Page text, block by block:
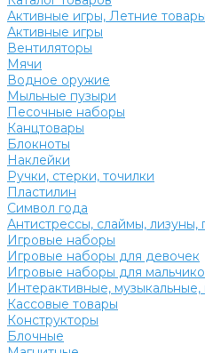
Активные игры, Летние товары
Активные игры
Вентиляторы
Мячи
Водное оружие
Мыльные пузыри
Песочные наборы
Канцтовары
Блокноты
Наклейки
Ручки, стерки, точилки
Пластилин
Символ года
Антистрессы, слаймы, лизуны,
Игровые наборы
Игровые наборы для девочек
Игровые наборы для
Интерактивные, музыкальные,
Кассовые товары
Конструкторы
Блочные